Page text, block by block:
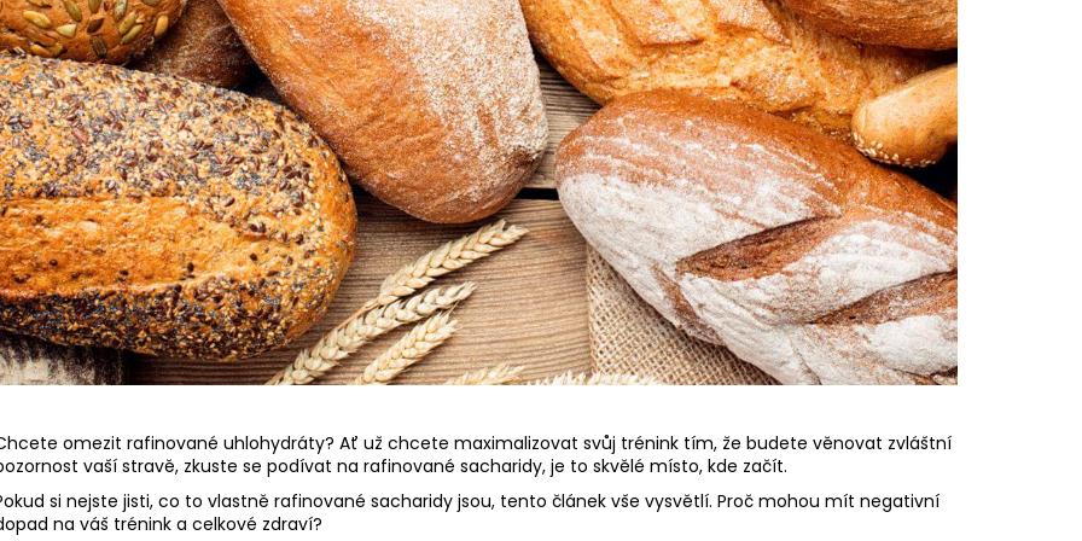
omezit rafinované uhlohydráty? Ať už chcete maximalizovat svůj trénink tím, že budete věnovat zvláštní
vaší stravě, zkuste se podívat na rafinované sacharidy, je to skvělé místo, kde začít.
si nejste jisti, co to vlastně rafinované sacharidy jsou, tento článek vše vysvětlí. Proč mohou mít negativní
na váš trénink a celkové zdraví?